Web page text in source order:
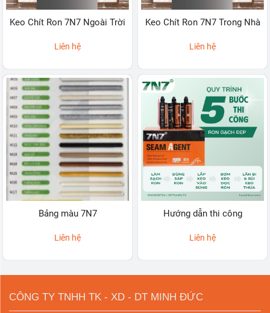
Keo Chít Ron 7N7 Ngoài Trời
Liên hệ
Keo Chít Ron 7N7 Trong Nhà
Liên hệ
Bảng màu 7N7
Liên hệ
Hướng dẫn thi công
Liên hệ
CÔNG TY TNHH TK - XD - DT MINH ĐỨC